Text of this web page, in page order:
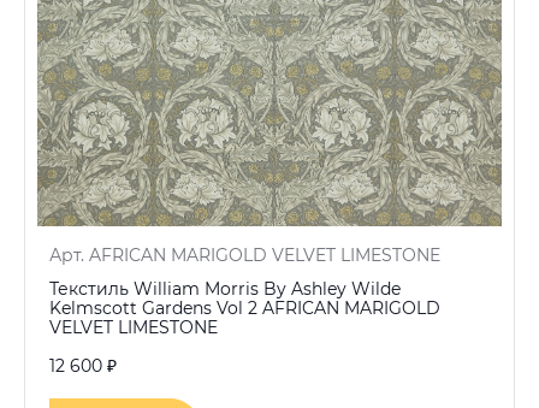
Арт. AFRICAN MARIGOLD VELVET LIMESTONE
Текстиль William Morris By Ashley Wilde
Kelmscott Gardens Vol 2 AFRICAN MARIGOLD
VELVET LIMESTONE
12 600 ₽